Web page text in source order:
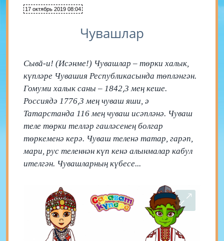
17 октябрь 2019 08:04
Чувашлар
Сывă-и! (Исәнме!) Чувашлар – төрки халык,
күпләре Чувашия Республикасында төпләнгән.
Гомуми халык саны – 1842,3 мең кеше.
Россиядә 1776,3 мең чуваш яши, ә
Татарстанда 116 мең чуваш исәпләнә. Чуваш
теле төрки телләр гаиләсенең болгар
төркеменә керә. Чуваш теленә татар, гарәп,
мари, рус теленнән күп кенә алынмалар кабул
ителгән. Чувашларның күбесе...